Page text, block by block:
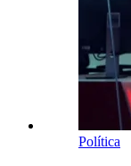
Política